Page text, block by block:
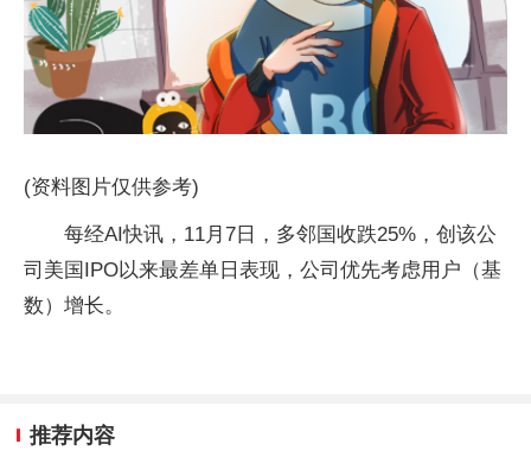
(资料图片仅供参考)
每经AI快讯，11月7日，多邻国收跌25%，创该公
司美国IPO以来最差单日表现，公司优先考虑用户（基
数）增长。
推荐内容